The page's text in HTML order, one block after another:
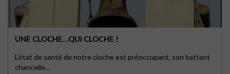
UNE CLOCHE…QUI CLOCHE !
L’état de santé de notre cloche est préoccupant, son battant
chancelle…